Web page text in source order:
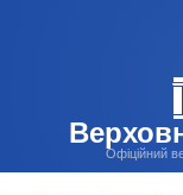
Офіційний